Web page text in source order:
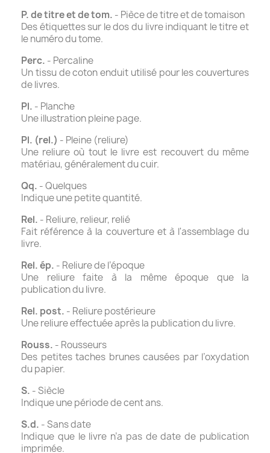
P. de titre et de tom. - Pièce de titre et de tomaison
Des étiquettes sur le dos du livre indiquant le titre et
le numéro du tome.
Perc. - Percaline
Un tissu de coton enduit utilisé pour les couvertures
de livres.
Pl. - Planche
Une illustration pleine page.
Pl. (rel.) - Pleine (reliure)
Une reliure où tout le livre est recouvert du même
matériau, généralement du cuir.
Qq. - Quelques
Indique une petite quantité.
Rel. - Reliure, relieur, relié
Fait référence à la couverture et à l'assemblage du
livre.
Rel. ép. - Reliure de l’époque
Une reliure faite à la même époque que la
publication du livre.
Rel. post. - Reliure postérieure
Une reliure effectuée après la publication du livre.
Rouss. - Rousseurs
Des petites taches brunes causées par l’oxydation
du papier.
S. - Siècle
Indique une période de cent ans.
S.d. - Sans date
Indique que le livre n’a pas de date de publication
imprimée.